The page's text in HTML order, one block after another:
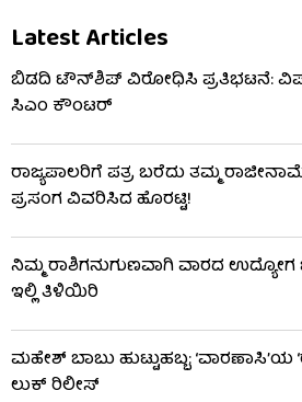
Latest Articles
ಬಿಡದಿ ಟೌನ್‌ಶಿಪ್‌ ವಿರೋಧಿಸಿ ಪ್ರತಿಭಟನೆ:
ಸಿಎಂ ಕೌಂಟರ್
ರಾಜ್ಯಪಾಲರಿಗೆ ಪತ್ರ ಬರೆದು ತಮ್ಮ
ಪ್ರಸಂಗ ವಿವರಿಸಿದ ಹೊರಟ್ಟಿ!
ನಿಮ್ಮ ರಾಶಿಗನುಗುಣವಾಗಿ ವಾರದ ಉದ್ಯೋಗ
ಇಲ್ಲಿ ತಿಳಿಯಿರಿ
ಮಹೇಶ್ ಬಾಬು ಹುಟ್ಟುಹಬ್ಬ: ‘ವಾರಣಾಸಿ’ಯ
ಲುಕ್ ರಿಲೀಸ್